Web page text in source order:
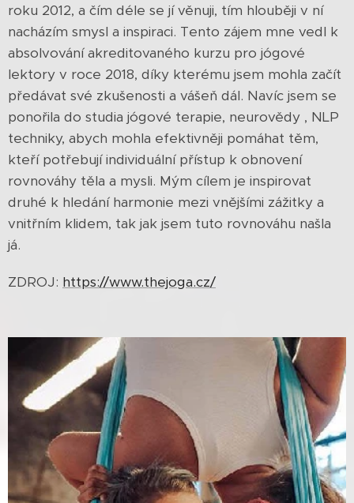
roku 2012, a čím déle se jí věnuji, tím hlouběji v ní
nacházím smysl a inspiraci. Tento zájem mne vedl k
absolvování akreditovaného kurzu pro jógové
lektory v roce 2018, díky kterému jsem mohla začít
předávat své zkušenosti a vášeň dál. Navíc jsem se
ponořila do studia jógové terapie, neurovědy , NLP
techniky, abych mohla efektivněji pomáhat těm,
kteří potřebují individuální přístup k obnovení
rovnováhy těla a mysli. Mým cílem je inspirovat
druhé k hledání harmonie mezi vnějšími zážitky a
vnitřním klidem, tak jak jsem tuto rovnováhu našla
já.
ZDROJ: https://www.thejoga.cz/